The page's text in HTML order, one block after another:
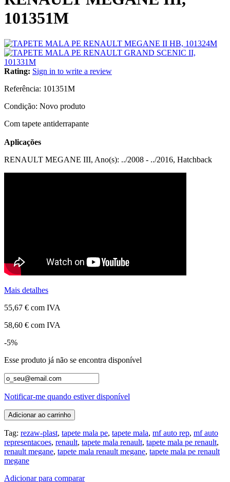
101351M
Rating: Sign in to write a review
Referência: 101351M
Condição: Novo produto
Com tapete antiderrapante
Aplicações
RENAULT MEGANE III, Ano(s): ../2008 - ../2016, Hatchback
Mais detalhes
55,67 € com IVA
58,60 € com IVA
-5%
Esse produto já não se encontra disponível
Notificar-me quando estiver disponível
Adicionar ao carrinho
Tag: rezaw-plast, tapete mala pe, tapete mala, mf auto rep, mf auto
representacoes, renault, tapete mala renault, tapete mala pe renault,
renault megane, tapete mala renault megane, tapete mala pe renault
megane
Adicionar para comparar